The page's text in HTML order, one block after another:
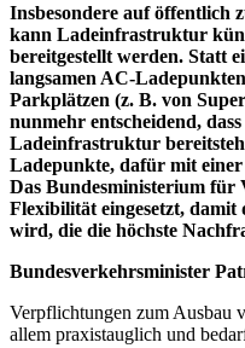
Insbesondere auf öffentlich
kann Ladeinfrastruktur
bereitgestellt werden. Statt
langsamen AC-
Parkplätzen (z. B. von
nunmehr entscheidend,
Ladeinfrastruktur
Ladepunkte, dafür mit
Das Bundesministerium für
Flexibilität eingesetzt,
wird, die die höchste
Bundesverkehrsminister
Verpflichtungen zum Ausbau
allem praxistauglich und